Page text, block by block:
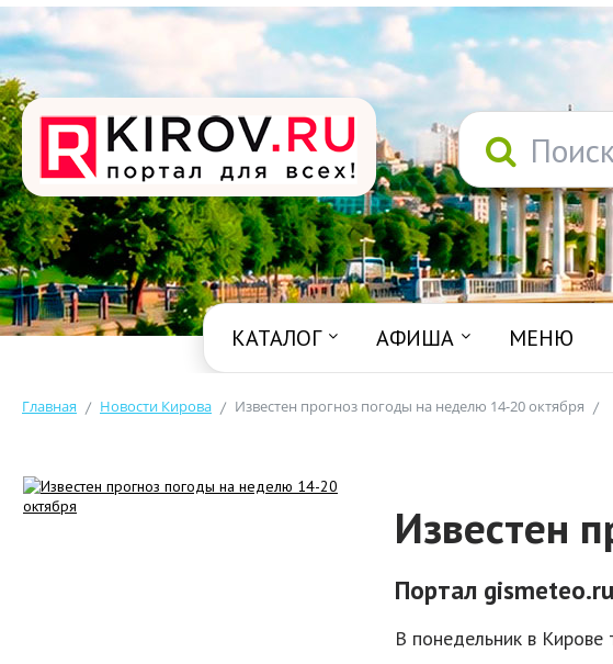
КАТАЛОГ АФИША МЕНЮ
Главная / Новости Кирова / Известен прогноз погоды на неделю 14-20 октября /
Известен
Портал
В понедельник в Кирове